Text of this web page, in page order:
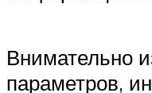
Внимательно
параметров,